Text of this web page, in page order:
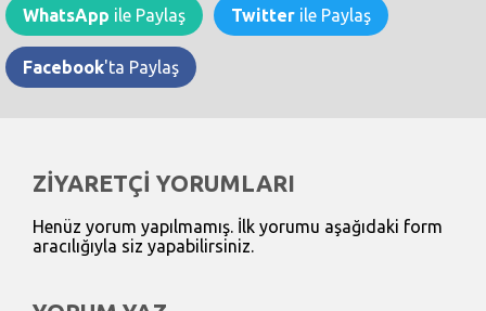
WhatsApp ile Paylaş Twitter ile Paylaş
Facebook'ta Paylaş
ZİYARETÇİ YORUMLARI
Henüz yorum yapılmamış. İlk yorumu aşağıdaki form
aracılığıyla siz yapabilirsiniz.